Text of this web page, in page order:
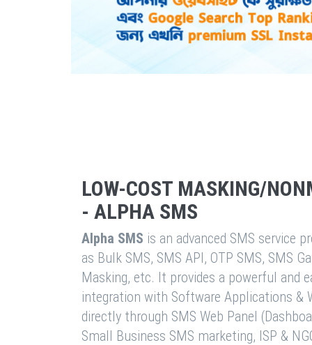
LOW-COST MASKING/
- ALPHA SMS
Alpha SMS is an advanced SMS service
as Bulk SMS, SMS API, OTP SMS, SMS
Masking, etc. It provides a powerful and
integration with Software Applications &
directly through SMS Web Panel
Small Business SMS marketing, ISP &